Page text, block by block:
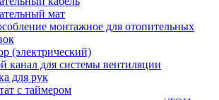
мат
монтажное для отопительных
(электрический)
канал для системы вентиляции
для рук
с таймером